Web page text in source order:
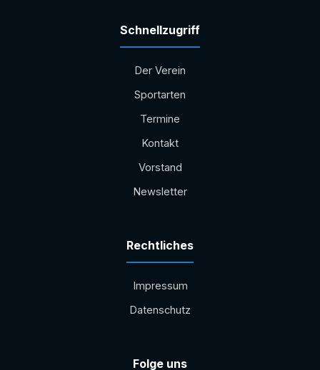
Schnellzugriff
Der Verein
Sportarten
Termine
Kontakt
Vorstand
Newsletter
Rechtliches
Impressum
Datenschutz
Folge uns